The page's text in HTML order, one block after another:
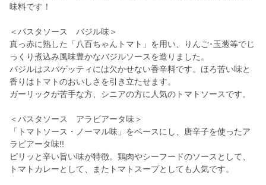
味料です！
＜パスタソース バジル味＞
真っ赤に熟した「八百ちゃんトマト」を用い、りんご･玉葱等でじ
っくり煮込み風味豊かなバジルソースを造りました。
バジルはスパゲッティには欠かせない香辛料です。ほろ苦い味と
香りはトマトのおいしさを引き立たせます。
ガーリックが苦手な方、シニアの方に人気のトマトソースです。
＜パスタソース アラビアータ味＞
「トマトソース・ノーマル味」をベースにし、唐辛子を使ったア
ラビアータ味!!
ピリッと辛い旨い味が特徴。鶏肉やシーフードのソースとして、
トマトカレーとして、またトマトスープとしても人気です。